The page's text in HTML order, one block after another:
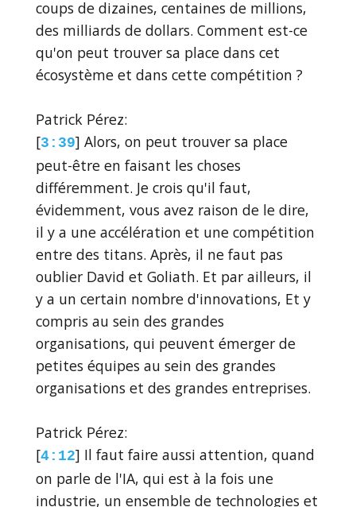
coups de dizaines, centaines de millions,
des milliards de dollars. Comment est-ce
qu'on peut trouver sa place dans cet
écosystème et dans cette compétition ?
Patrick Pérez:
[3:39] Alors, on peut trouver sa place
peut-être en faisant les choses
différemment. Je crois qu'il faut,
évidemment, vous avez raison de le dire,
il y a une accélération et une compétition
entre des titans. Après, il ne faut pas
oublier David et Goliath. Et par ailleurs, il
y a un certain nombre d'innovations, Et y
compris au sein des grandes
organisations, qui peuvent émerger de
petites équipes au sein des grandes
organisations et des grandes entreprises.
Patrick Pérez:
[4:12] Il faut faire aussi attention, quand
on parle de l'IA, qui est à la fois une
industrie, un ensemble de technologies et